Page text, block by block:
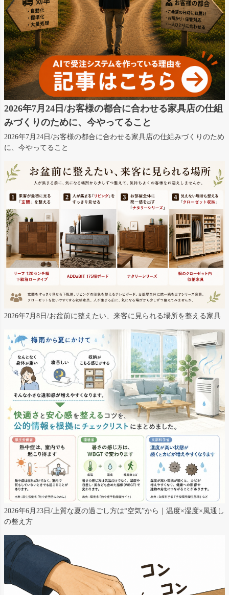
2026年7月24日/お客様の都合に合わせる家具店の仕組
みづくりのために、今やってること
2026年7月24日/お客様の都合に合わせる家具店の仕組みづくりのため
に、今やってること
2026年7月8日/お盆前に整えたい、来客に見られる場所を整える家具
2026年6月23日/上質な夏の過ごし方は“空気”から｜温度×湿度×風通し
の整え方